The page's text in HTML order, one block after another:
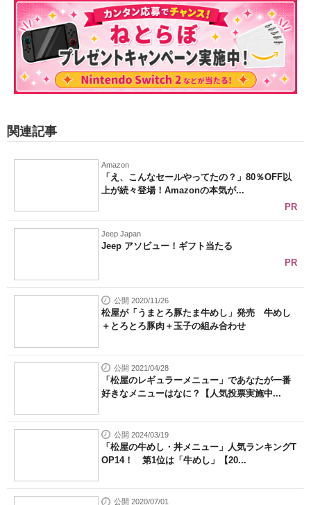
関連記事
Amazon
「え、こんなセールやってたの？」80％OFF以
上が続々登場！Amazonの本気が...
PR
Jeep Japan
Jeep アソビュー！ギフト当たる
PR
公開 2020/11/26
松屋が「うまとろ豚たま牛めし」発売 牛めし
＋とろとろ豚肉＋玉子の組み合わせ
公開 2021/04/28
「松屋のレギュラーメニュー」であなたが一番
好きなメニューはなに？【人気投票実施中...
公開 2024/03/19
「松屋の牛めし・丼メニュー」人気ランキングT
OP14！ 第1位は「牛めし」【20...
公開 2020/07/01